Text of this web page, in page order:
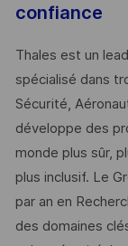
confiance
Thales est un
spécialisé dans
Sécurité,
développe des
monde plus sûr,
plus inclusif. Le
par an en
des domaines